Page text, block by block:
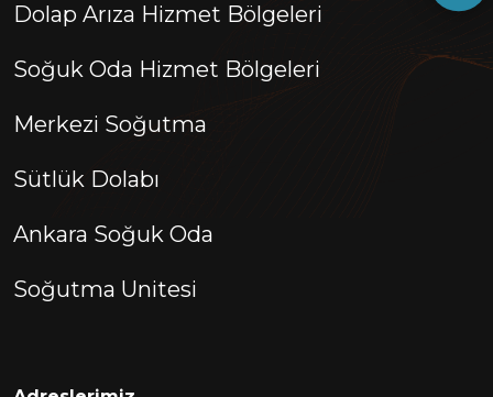
Dolap Arıza Hizmet Bölgeleri
Soğuk Oda Hizmet Bölgeleri
Merkezi Soğutma
Sütlük Dolabı
Ankara Soğuk Oda
Soğutma Unitesi